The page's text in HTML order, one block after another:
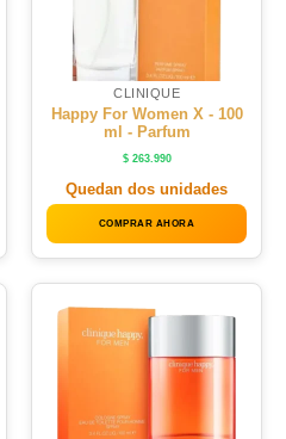
CLINIQUE
Happy For Women X - 100
ml - Parfum
$263.990
Quedan dos unidades
COMPRAR AHORA